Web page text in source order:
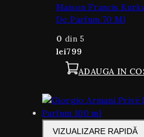
Maison Francis
De Parfum 70 Ml
0 din 5
lei799
ADAUGA IN
VIZUALIZARE RAPIDĂ